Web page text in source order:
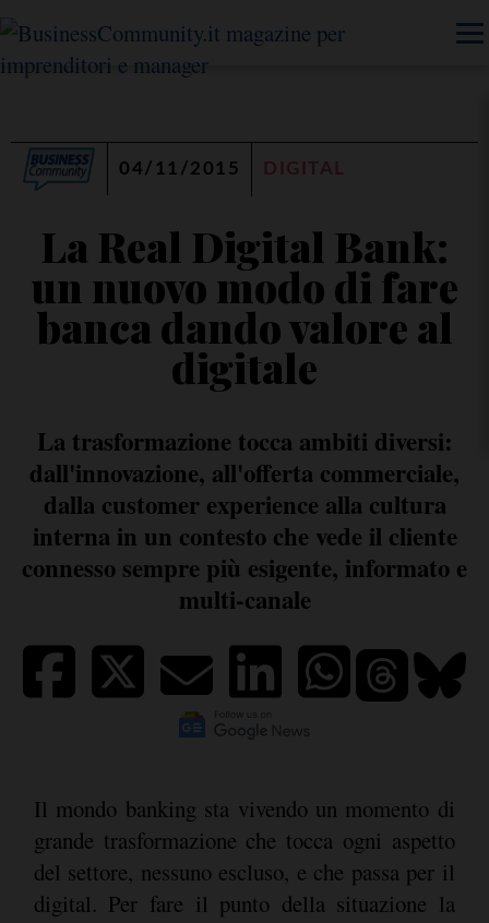
04/11/2015 DIGITAL
La Real Digital Bank:
un nuovo modo di fare
banca dando valore al
digitale
La trasformazione tocca ambiti diversi:
dall'innovazione, all'offerta commerciale,
dalla customer experience alla cultura
interna in un contesto che vede il cliente
connesso sempre più esigente, informato e
multi-canale
Il mondo banking sta vivendo un momento di
grande trasformazione che tocca ogni aspetto
del settore, nessuno escluso, e che passa per il
digital. Per fare il punto della situazione la